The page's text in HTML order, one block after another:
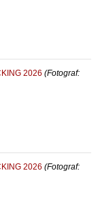
2026 (Fotograf:
2026 (Fotograf: